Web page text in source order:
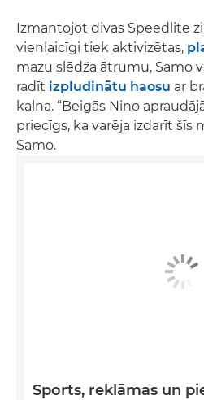
Izmantojot divas Speedlite
vienlaicīgi tiek aktivizētas,
mazu slēdža ātrumu, Samo
radīt izpludinātu haosu ar
kalna. “Beigās Nino
priecīgs, ka varēja izdarīt šīs
Samo.
Sports, reklāmas un